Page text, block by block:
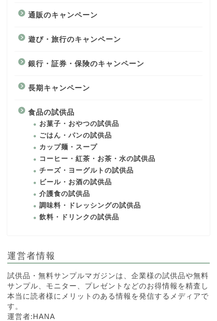
通販のキャンペーン
遊び・旅行のキャンペーン
銀行・証券・保険のキャンペーン
長期キャンペーン
食品の試供品
お菓子・おやつの試供品
ごはん・パンの試供品
カップ麺・スープ
コーヒー・紅茶・お茶・水の試供品
チーズ・ヨーグルトの試供品
ビール・お酒の試供品
介護食の試供品
調味料・ドレッシングの試供品
飲料・ドリンクの試供品
運営者情報
試供品・無料サンプルマガジンは、企業様の試供品や無料
サンプル、モニター、プレゼントなどのお得情報を精査し
本当に読者様にメリットのある情報を発信するメディアで
す。
運営者:HANA